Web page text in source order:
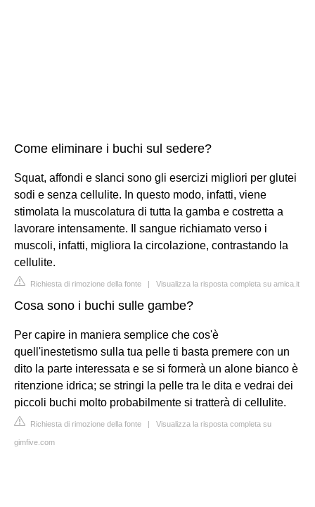
Come eliminare i buchi sul sedere?
Squat, affondi e slanci sono gli esercizi migliori per glutei
sodi e senza cellulite. In questo modo, infatti, viene
stimolata la muscolatura di tutta la gamba e costretta a
lavorare intensamente. Il sangue richiamato verso i
muscoli, infatti, migliora la circolazione, contrastando la
cellulite.
Richiesta di rimozione della fonte | Visualizza la risposta completa su amica.it
Cosa sono i buchi sulle gambe?
Per capire in maniera semplice che cos'è
quell'inestetismo sulla tua pelle ti basta premere con un
dito la parte interessata e se si formerà un alone bianco è
ritenzione idrica; se stringi la pelle tra le dita e vedrai dei
piccoli buchi molto probabilmente si tratterà di cellulite.
Richiesta di rimozione della fonte | Visualizza la risposta completa su
gimfive.com